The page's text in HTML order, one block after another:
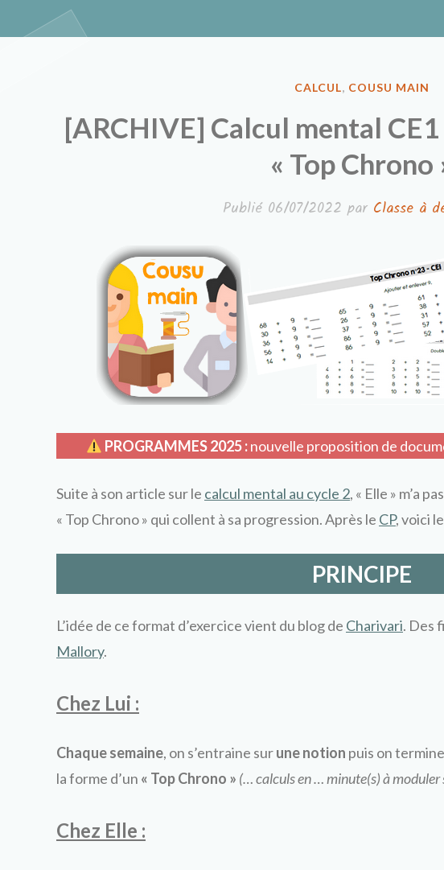
Classe à deux
PUBLIÉ
CALCUL, COUSU MAIN
[ARCHIVE] Calcul mental
« Top Chrono
Publié 06/07/2022 par Classe à
PROGRAMMES 2025 :nouvelle proposition de
Suite à son article sur le calcul mental au cycle 2, « Elle » m’a
« Top Chrono » qui collent à sa progression. Après le CP, voici
PRINCIPE
L’idée de ce format d’exercice vient du blog de Charivari. Des
Mallory.
Chez Lui :
Chaque semaine, on s’entraine surune notion puis on
la forme d’un « Top Chrono » (… calculs en … minute(s) à moduler
Chez Elle :